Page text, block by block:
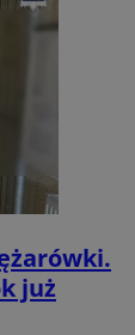
już